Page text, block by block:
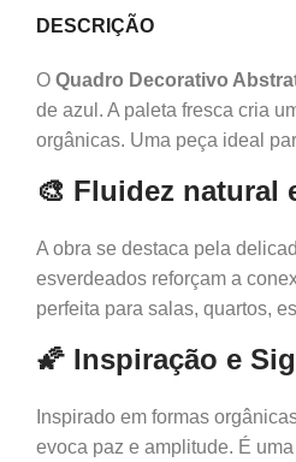
DESCRIÇÃO
O Quadro Decorativo
de azul. A paleta fresca cria
orgânicas. Uma peça ideal
🎨 Fluidez natural
A obra se destaca pela
esverdeados reforçam a
perfeita para salas, quartos,
🌠 Inspiração e
Inspirado em formas
evoca paz e amplitude. É